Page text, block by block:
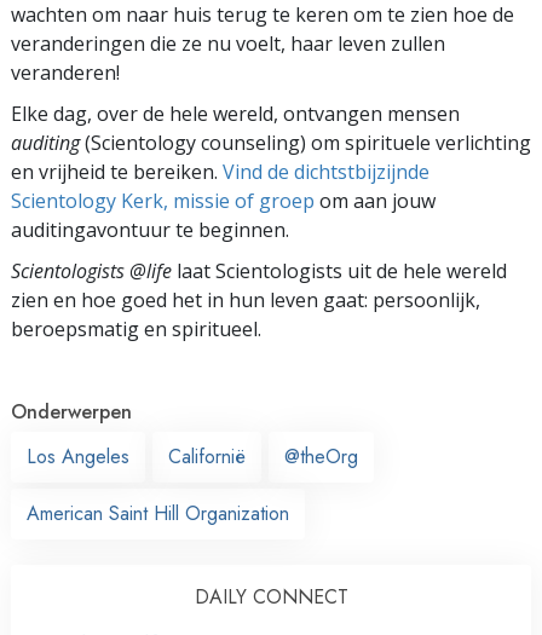
wachten om naar huis terug te keren om te zien hoe de
veranderingen die ze nu voelt, haar leven zullen
veranderen!
Elke dag, over de hele wereld, ontvangen mensen
auditing(Scientology counseling) om spirituele verlichting
en vrijheid te bereiken. Vind de dichtstbijzijnde
Scientology Kerk, missie of groep om aan jouw
auditingavontuur te beginnen.
Scientologists @life laat Scientologists uit de hele wereld
zien en hoe goed het in hun leven gaat: persoonlijk,
beroepsmatig en spiritueel.
Onderwerpen
Los Angeles
Californië @theOrg
American Saint Hill Organization
DAILY CONNECT